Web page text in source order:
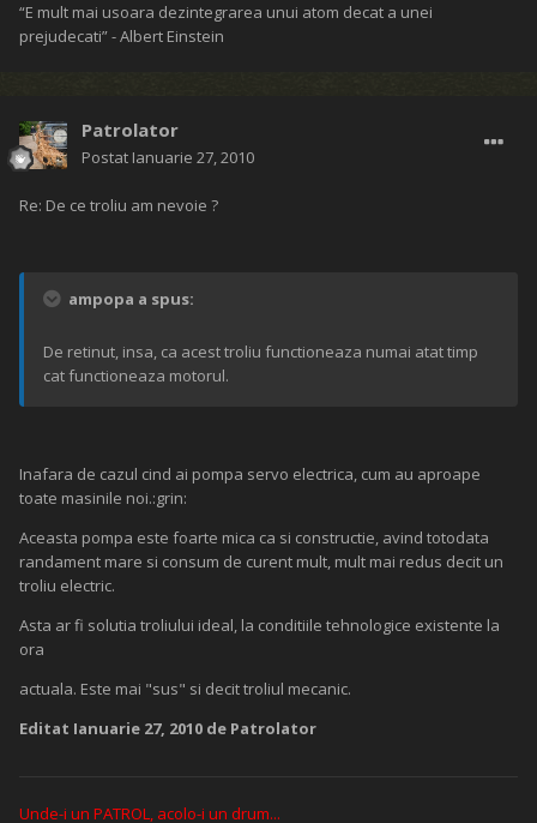
“E mult mai usoara dezintegrarea unui atom decat a unei
prejudecati” - Albert Einstein
Patrolator
Postat Ianuarie 27, 2010
Re: De ce troliu am nevoie ?
ampopa a spus:
De retinut, insa, ca acest troliu functioneaza numai atat timp
cat functioneaza motorul.
Inafara de cazul cind ai pompa servo electrica, cum au aproape
toate masinile noi.:grin:
Aceasta pompa este foarte mica ca si constructie, avind totodata
randament mare si consum de curent mult, mult mai redus decit un
troliu electric.
Asta ar fi solutia troliului ideal, la conditiile tehnologice existente la
ora
actuala. Este mai "sus" si decit troliul mecanic.
Editat Ianuarie 27, 2010 de Patrolator
Unde-i un PATROL, acolo-i un drum...